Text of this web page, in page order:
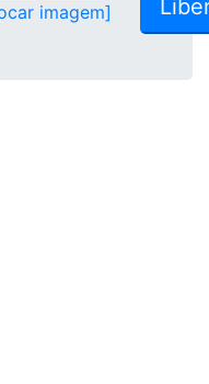
imagem]